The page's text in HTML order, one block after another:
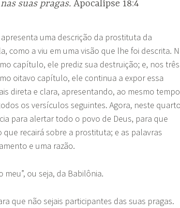
suas pragas. Apocalipse 18:4
uma descrição da prostituta da
como a viu em uma visão que lhe foi descrita.
capítulo, ele prediz sua destruição; e, nos três
oitavo capítulo, ele continua a expor essa
direta e clara, apresentando, ao mesmo
os versículos seguintes. Agora, neste
para alertar todo o povo de Deus, para que
recairá sobre a prostituta; e as palavras
e uma razão.
meu”, ou seja, da Babilônia.
que não sejais participantes das suas pragas.